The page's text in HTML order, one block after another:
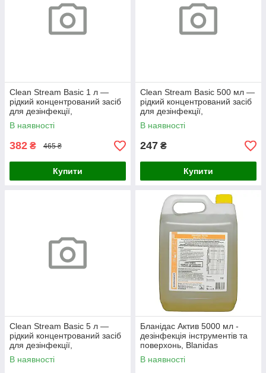
Clean Stream Basic 1 л —
рідкий концентрований засіб
для дезінфекції,
достерилізаційного
очищення та стерилізації
В наявності
382 ₴ 465 ₴
Купити
Clean Stream Basic 500 мл —
рідкий концентрований засіб
для дезінфекції,
достерилізаційного
очищення та стерилізації
В наявності
247 ₴
Купити
Clean Stream Basic 5 л —
рідкий концентрований засіб
для дезінфекції,
достерилізаційного
очищення та стерилізації
В наявності
Бланідас Актив 5000 мл -
дезінфекція інструментів та
поверхонь, Blanidas
В наявності